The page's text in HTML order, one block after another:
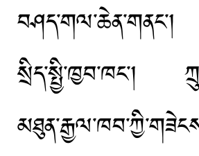
སྲིད་སྤྱི་ཁྱབ་ཁང་།